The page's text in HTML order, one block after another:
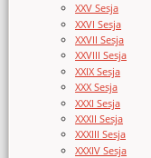
XXV Sesja
XXVI Sesja
XXVII Sesja
XXVIII Sesja
XXIX Sesja
XXX Sesja
XXXI Sesja
XXXII Sesja
XXXIII Sesja
XXXIV Sesja